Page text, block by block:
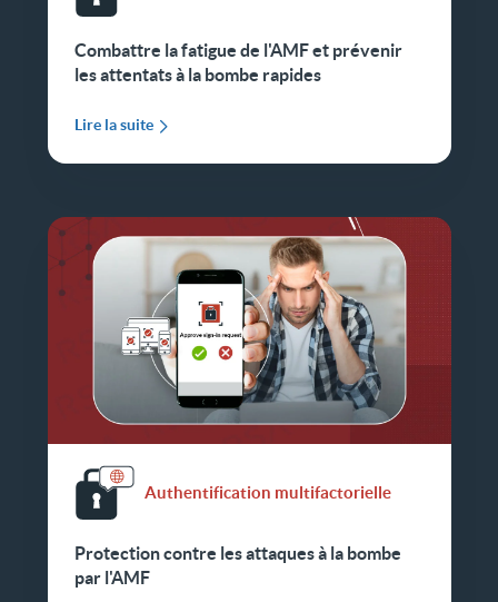
Combattre la fatigue de l'AMF et prévenir
les attentats à la bombe rapides
Lire la suite
Authentification multifactorielle
Protection contre les attaques à la bombe
par l'AMF